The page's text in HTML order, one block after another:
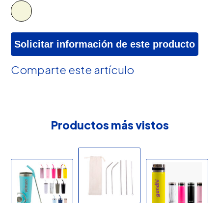
Solicitar información de este producto
Comparte este artículo
Productos más vistos